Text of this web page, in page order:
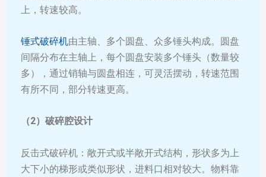
上，转速较高。
锤式破碎机由主轴、多个圆盘、众多锤头构成。圆盘
间隔分布在主轴上，每个圆盘安装多个锤头（数量较
多），通过销轴与圆盘相连，可灵活摆动，转速范围
有所不同，部分转速更高。
（2）破碎腔设计
反击式破碎机：敞开式或半敞开式结构，形状多为上
大下小的梯形或类似形状，进料口相对较大。物料靠